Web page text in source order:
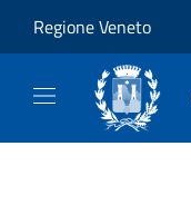
Regione Veneto